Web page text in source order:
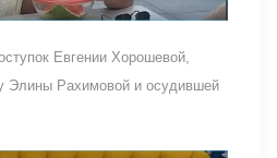
Евгении Хорошевой,
Элины Рахимовой и осудившей